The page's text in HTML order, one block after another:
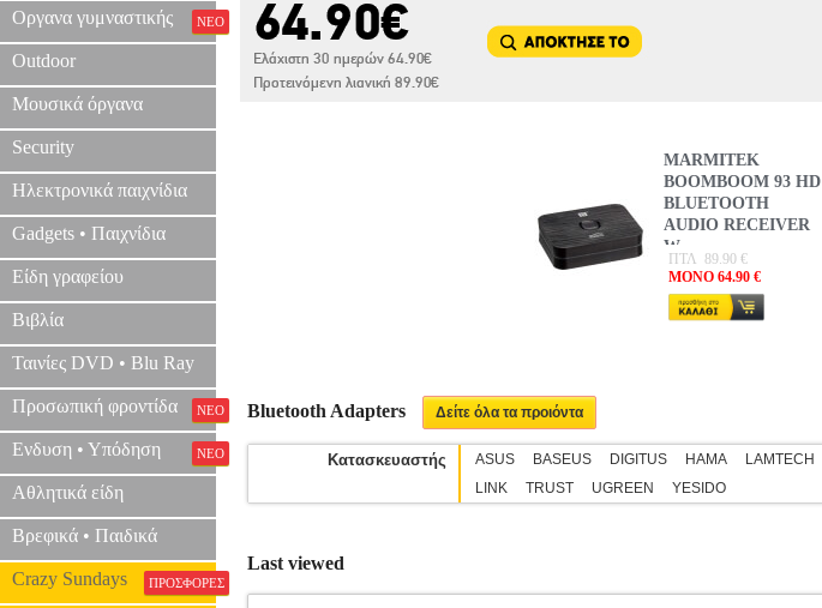
Οργανα γυμναστικής ΝΕΟ
Outdoor
Μουσικά όργανα
Security
Ηλεκτρονικά παιχνίδια
Gadgets • Παιχνίδια
Είδη γραφείου
Βιβλία
Ταινίες DVD • Blu Ray
Προσωπική φροντίδα ΝΕΟ
Ενδυση • Υπόδηση ΝΕΟ
Αθλητικά είδη
Βρεφικά • Παιδικά
Crazy Sundays ΠΡΟΣΦΟΡΕΣ
MARMITEK
BOOMBOOM 93 HD
BLUETOOTH
AUDIO RECEIVER
W...
ΠΤΛ 89.90 €
MONO 64.90 €
Bluetooth Adapters Δείτε όλα τα προιόντα
Κατασκευαστής ASUS BASEUS DIGITUS HAMA LAMTECH
LINK
TRUST UGREEN YESIDO
Last viewed